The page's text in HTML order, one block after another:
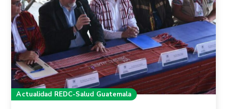
Actualidad REDC-Salud Guatemala